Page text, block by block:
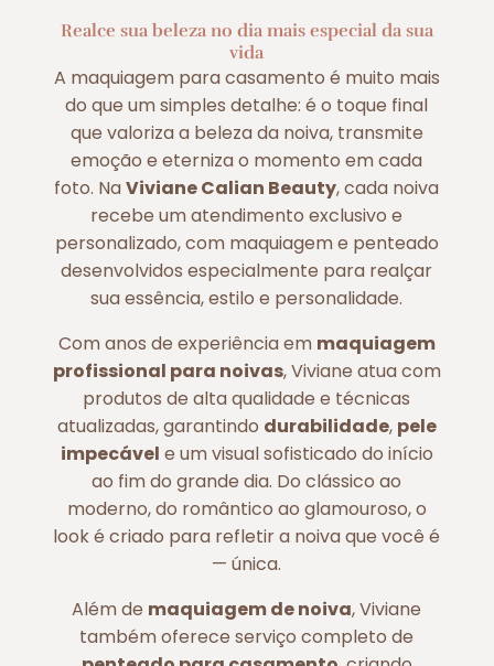
Realce sua beleza no dia mais especial da sua
vida
A maquiagem para casamento é muito mais
do que um simples detalhe: é o toque final
que valoriza a beleza da noiva, transmite
emoção e eterniza o momento em cada
foto. NaViviane Calian Beauty, cada noiva
recebe um atendimento exclusivo e
personalizado, com maquiagem e penteado
desenvolvidos especialmente para realçar
sua essência, estilo e personalidade.
Com anos de experiência em maquiagem
profissional para noivas, Viviane atua com
produtos de alta qualidade e técnicas
atualizadas, garantindo durabilidade, pele
impecável e um visual sofisticado do início
ao fim do grande dia. Do clássico ao
moderno, do romântico ao glamouroso, o
look é criado para refletir a noiva que você é
— única.
Além de maquiagem de noiva, Viviane
também oferece serviço completo de